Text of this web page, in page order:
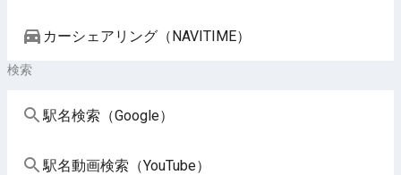
カーシェアリング（NAVITIME）
検索
駅名検索（Google）
駅名動画検索（YouTube）